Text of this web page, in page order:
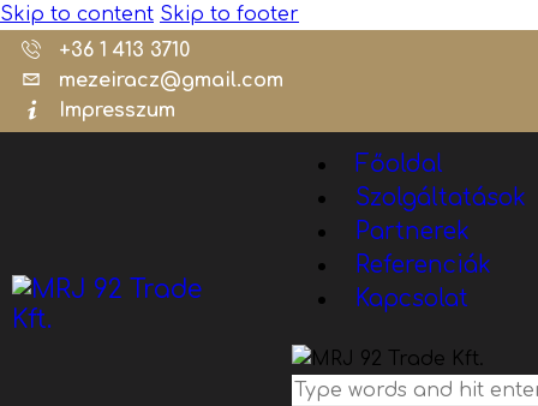
Skip to content Skip to footer
+36 1 413 3710
mezeiracz@gmail.com
Impresszum
Főoldal
Szolgáltatások
Partnerek
Referenciák
Kapcsolat